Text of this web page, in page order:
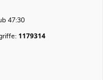
47:30
1179314